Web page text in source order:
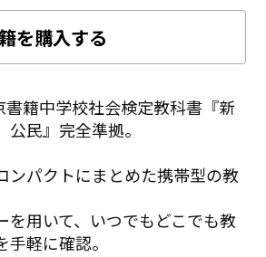
を購入する
書籍中学校社会検定教科書『新
民』完全準拠。
ンパクトにまとめた携帯型の教
を用いて、いつでもどこでも教
軽に確認。